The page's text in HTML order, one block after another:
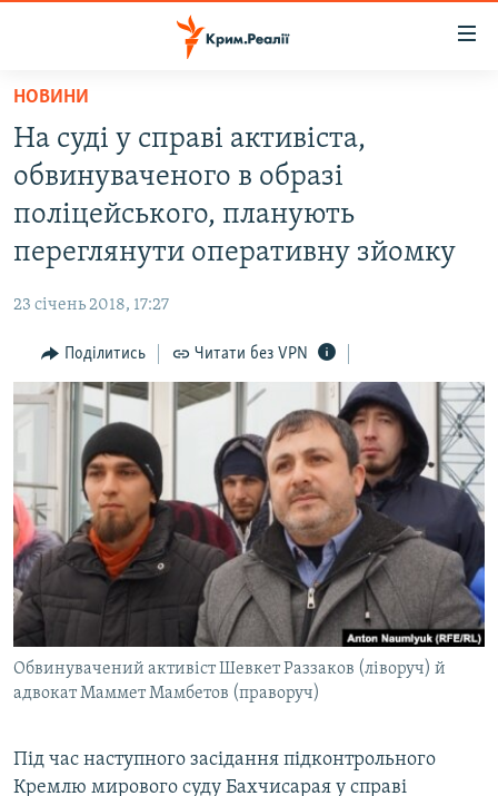
Перейти
основного
матеріалу
Перейти
до
основної
Перейти
пошуку
ВОДА.КРИМ
ВІДЕО ТА ФОТО
ІНТЕРВ'Ю
ВСЕ ЗА ДЕНЬ
СПЕЦПРОЕКТИ
ДЕПОРТАЦІЯ
ВІДЕОУРОКИ «ELIFBE»
СВІДЧЕННЯ ОКУПАЦІЇ
УКРАЇНСЬКА ПРОБЛЕМА КРИМУ
ІНФОГРАФІКА
ЯК ОБІЙТИ БЛОКУВАННЯ
Русский
Qırımtatar
НОВИНИ
На суді у справі активіста,
обвинуваченого в образі
поліцейського, планують
переглянути оперативну зйомку
23 січень 2018, 17:27
Поділитись Читати без VPN
Обвинувачений активіст Шевкет Раззаков (ліворуч) й
адвокат Маммет Мамбетов (праворуч)
Під час наступного засідання підконтрольного
Кремлю мирового суду Бахчисарая у справі